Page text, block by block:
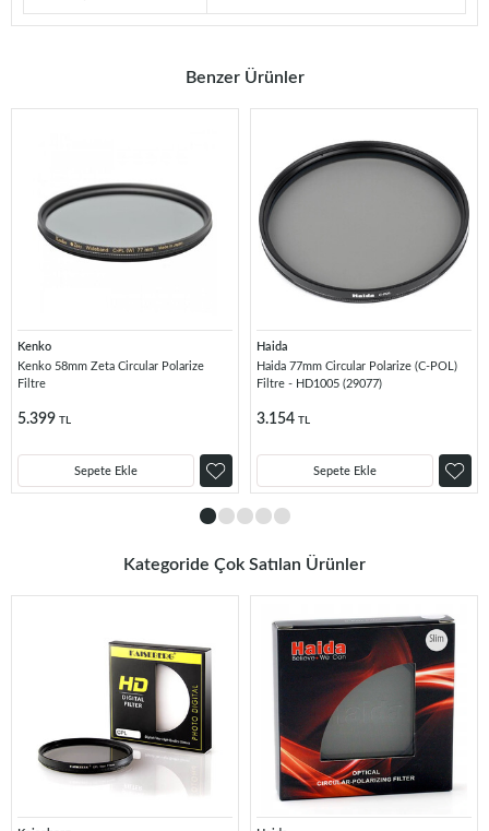
Benzer Ürünler
Kenko
Kenko 58mm Zeta Circular Polarize
Filtre
5.399 TL
Sepete Ekle
Haida
Haida 77mm Circular Polarize (C-POL)
Filtre - HD1005 (29077)
3.154 TL
Sepete Ekle
Kategoride Çok Satılan Ürünler